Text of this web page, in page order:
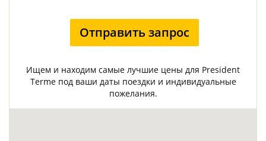
Отправить запрос
Ищем и находим самые лучшие цены для President
Terme под ваши даты поездки и индивидуальные
пожелания.